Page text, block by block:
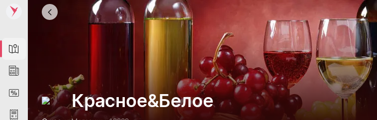
Map
News
DiscountCard
Purchases
Красное&Белое